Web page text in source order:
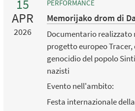
15
APR
2026
PERFORMANCE
Memorijako drom di
Documentario realizzato
progetto europeo
genocidio del popolo
nazisti
Evento nell'ambito:
Festa internazionale